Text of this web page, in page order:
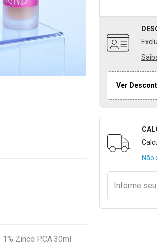
Ver
Não
Informe seu
Zinco PCA 30ml